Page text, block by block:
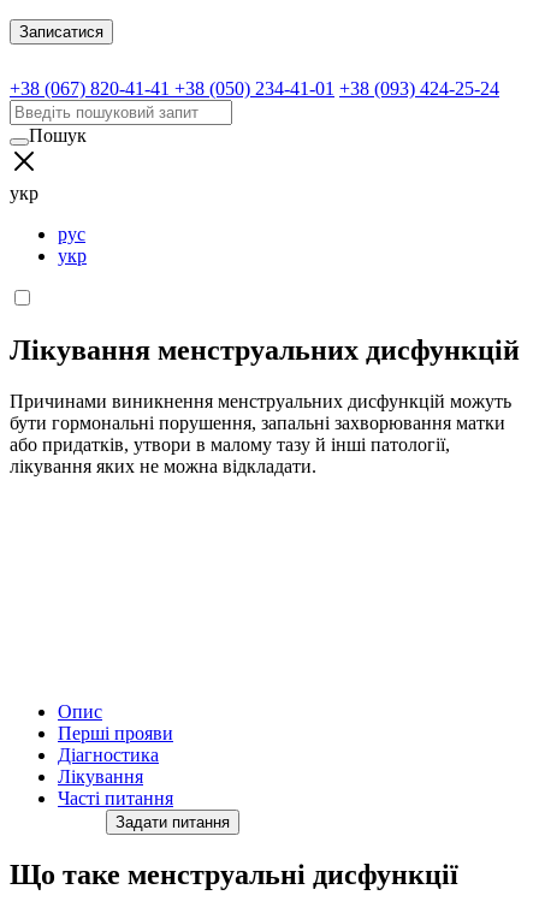
Записатися
+38 (067) 820-41-41 +38 (050) 234-41-01 +38 (093) 424-25-24
Пошук
укр
рус
укр
Лікування менструальних дисфункцій
Причинами виникнення менструальних дисфункцій можуть
бути гормональні порушення, запальні захворювання матки
або придатків, утвори в малому тазу й інші патології,
лікування яких не можна відкладати.
Опис
Перші прояви
Діагностика
Лікування
Часті питання
Задати питання
Що таке менструальні дисфункції